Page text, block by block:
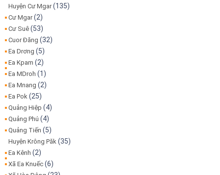
Huyện Cư Mgar(135)
Cư Mgar(2)
Cư Suê (53)
Cuor Đăng (32)
Ea Drơng (5)
Ea Kpam (2)
Ea MDroh (1)
Ea Mnang (2)
Ea Pok (25)
Quảng Hiệp (4)
Quảng Phú (4)
Quảng Tiến (5)
Huyện Krông Păk (35)
Ea Kênh (2)
Xã Ea Knuếc (6)